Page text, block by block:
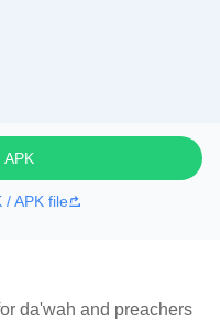
APK
/ APK file
da'wah and preachers